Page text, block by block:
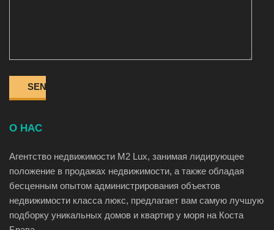
О НАС
Агентство недвижимости M2 Lux, занимая лидирующее
положение в продажах недвижимости, а также обладая
бесценным опытом администрирования объектов
недвижимости класса люкс, предлагает вам самую лучшую
подборку уникальных домов и квартир у моря на Коста